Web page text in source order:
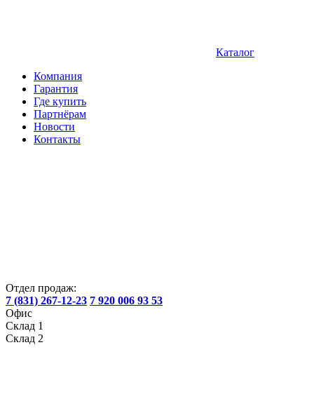
Каталог
Компания
Гарантия
Где купить
Партнёрам
Новости
Контакты
Отдел продаж:
7 (831) 267-12-23 7 920 006 93 53
Офис
Склад 1
Склад 2